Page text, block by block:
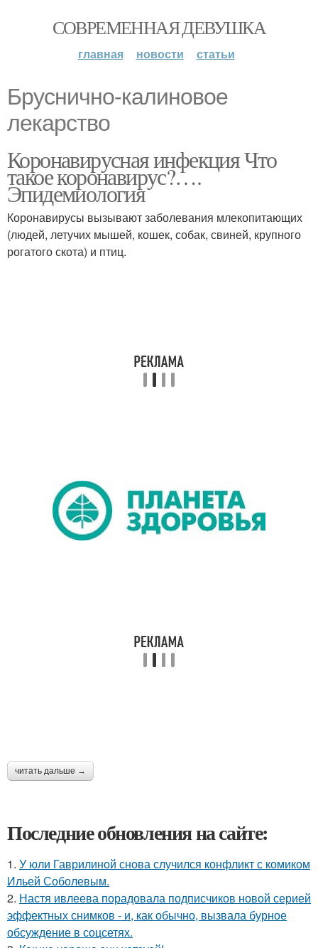
СОВРЕМЕННАЯ ДЕВУШКА
главная новости статьи
Бруснично-калиновое
лекарство
Коронавирусная инфекция Что
такое коронавирус?….
Эпидемиология
Коронавирусы вызывают заболевания млекопитающих
(людей, летучих мышей, кошек, собак, свиней, крупного
рогатого скота) и птиц.
читать дальше →
Последние обновления на сайте:
1. У юли Гаврилиной снова случился конфликт с комиком
Ильей Соболевым.
2. Настя ивлеева порадовала подписчиков новой серией
эффектных снимков - и, как обычно, вызвала бурное
обсуждение в соцсетях.